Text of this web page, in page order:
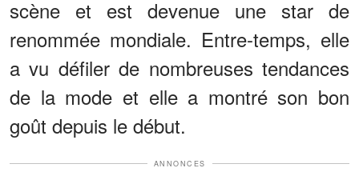
scène et est devenue une star de
renommée mondiale. Entre-temps, elle
a vu défiler de nombreuses tendances
de la mode et elle a montré son bon
goût depuis le début.
ANNONCES